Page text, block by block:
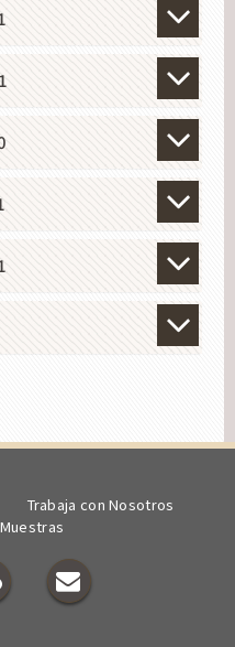
Trabaja con Nosotros